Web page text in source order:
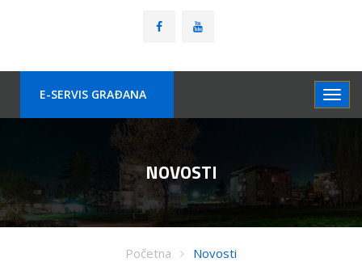
E-SERVIS GRAÐANA
NOVOSTI
Početna Novosti